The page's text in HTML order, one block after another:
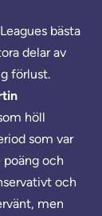
bästa
delar av
förlust.
höll
som var
och
och
men